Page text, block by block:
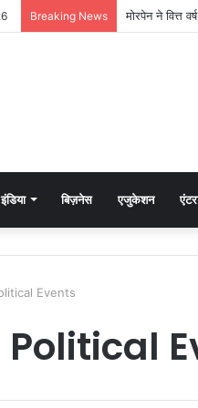
Breaking News
इंडिया बिज़नेस एजुकेशन
Events
Political